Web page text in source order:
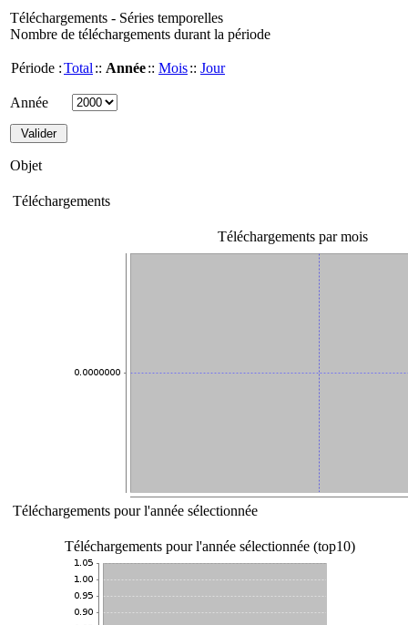
Téléchargements - Séries temporelles
Nombre de téléchargements durant la période
Période :Total :: Année:: Mois:: Jour
Année
Objet
Téléchargements
Téléchargements par mois
Téléchargements pour l'année sélectionnée
Téléchargements pour l'année sélectionnée (top10)